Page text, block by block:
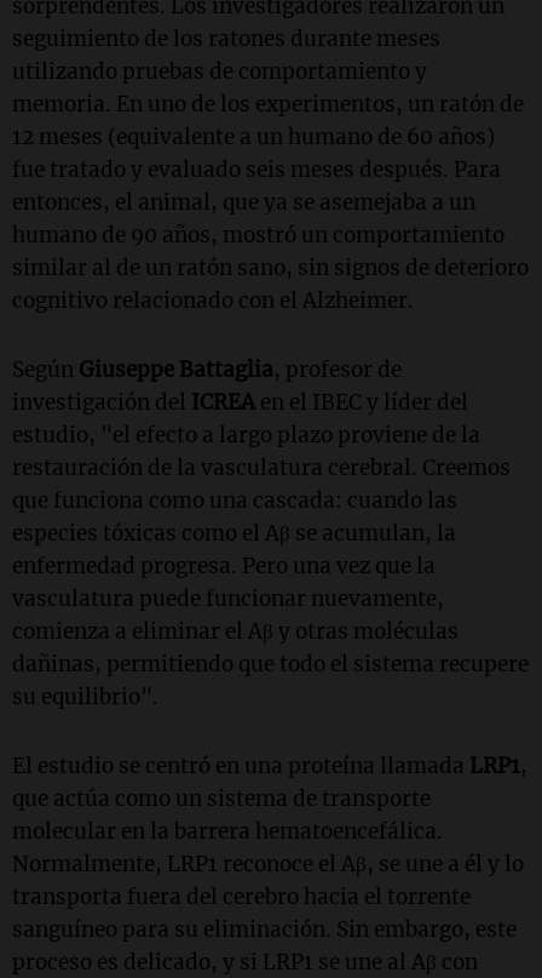
sorprendentes. Los investigadores realizaron un
seguimiento de los ratones durante meses
utilizando pruebas de comportamiento y
memoria. En uno de los experimentos, un ratón de
12 meses (equivalente a un humano de 60 años)
fue tratado y evaluado seis meses después. Para
entonces, el animal, que ya se asemejaba a un
humano de 90 años, mostró un comportamiento
similar al de un ratón sano, sin signos de deterioro
cognitivo relacionado con el Alzheimer.
Según Giuseppe Battaglia, profesor de
investigación del ICREA en el IBEC y líder del
estudio, "el efecto a largo plazo proviene de la
restauración de la vasculatura cerebral. Creemos
que funciona como una cascada: cuando las
especies tóxicas como el Aβ se acumulan, la
enfermedad progresa. Pero una vez que la
vasculatura puede funcionar nuevamente,
comienza a eliminar el Aβ y otras moléculas
dañinas, permitiendo que todo el sistema recupere
su equilibrio".
El estudio se centró en una proteína llamada LRP1,
que actúa como un sistema de transporte
molecular en la barrera hematoencefálica.
Normalmente, LRP1 reconoce el Aβ, se une a él y lo
transporta fuera del cerebro hacia el torrente
sanguíneo para su eliminación. Sin embargo, este
proceso es delicado, y si LRP1 se une al Aβ con